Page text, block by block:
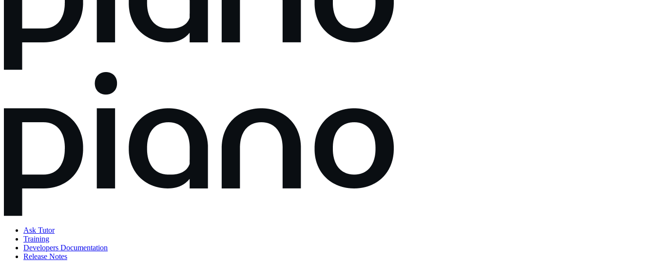
Ask Tutor
Training
Developers Documentation
Release Notes